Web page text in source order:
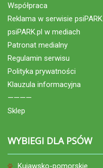
Współpraca
Reklama w serwisie
psiPARK.pl w mediach
Patronat medialny
Regulamin serwisu
Polityka prywatności
Klauzula informacyjna
————
Sklep
WYBIEGI DLA PSÓW
Kujawsko-pomorskie